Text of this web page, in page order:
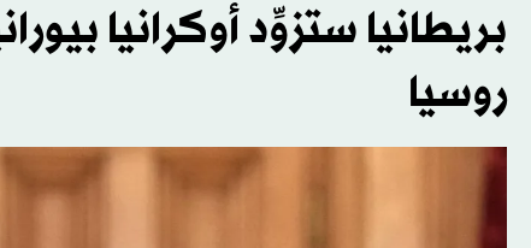
بريطانيا ستزوِّد أوكرانيا
روسيا